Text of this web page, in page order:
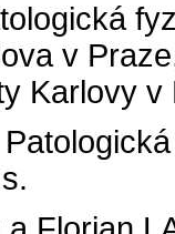
v
Karlovy